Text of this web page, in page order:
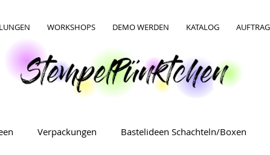
WORKSHOPS DEMO WERDEN KATALOG
Verpackungen Bastelideen Schachteln/Boxen